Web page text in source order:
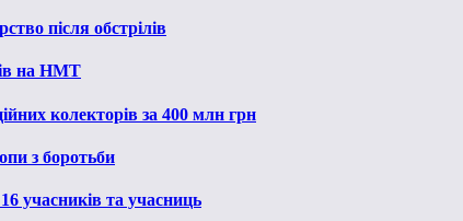
після обстрілів
на НМТ
колекторів за 400 млн грн
з боротьби
учасників та учасниць